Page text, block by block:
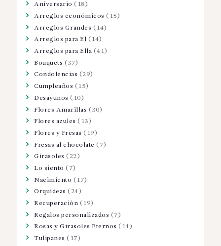
Aniversario (18)
Arreglos económicos (15)
Arreglos Grandes (14)
Arreglos para El (14)
Arreglos para Ella (41)
Bouquets (37)
Condolencias (29)
Cumpleaños (15)
Desayunos (10)
Flores Amarillas (30)
Flores azules (13)
Flores y Fresas (19)
Fresas al chocolate (7)
Girasoles (22)
Lo siento (7)
Nacimiento (17)
Orquídeas (24)
Recuperación (19)
Regalos personalizados (7)
Rosas y Girasoles Eternos (14)
Tulipanes (17)